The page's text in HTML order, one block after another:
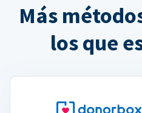
Más
los que